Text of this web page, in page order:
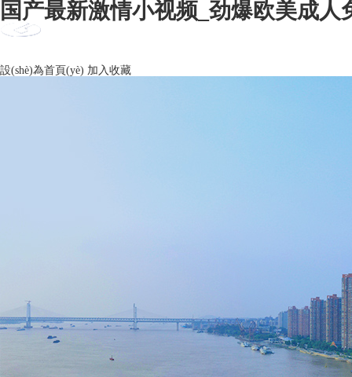
国产最新激情小视频_劲爆欧美成
設(shè)為首頁(yè) 加入收藏